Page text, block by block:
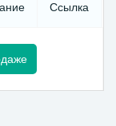
Ссылка